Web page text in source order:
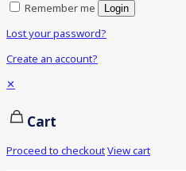
Remember me
Login
Lost your password?
Create an account?
✕
Cart
Proceed to checkoutView cart